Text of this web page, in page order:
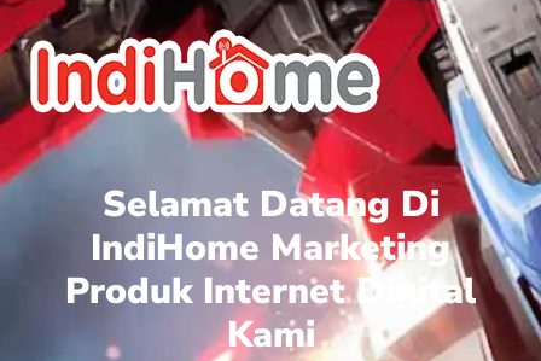
Selamat Datang Di
IndiHome Marketing
Produk Internet Digital
Kami